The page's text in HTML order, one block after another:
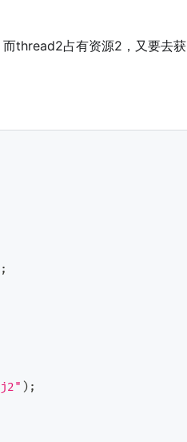
thread2占有资源2，又要去获
;
) ;